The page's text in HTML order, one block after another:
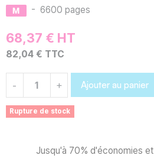
- 6600 pages
68,37 € HT
82,04 € TTC
- + Ajouter au panier
Rupture de stock
Jusqu'à 70% d'économies